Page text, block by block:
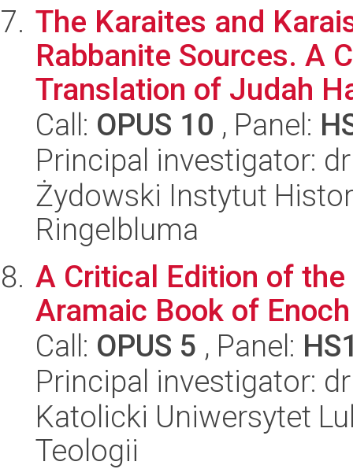
The Karaites and
Rabbanite Sources. A
Translation of Judah
Call: OPUS 10 , Panel:
Principal investigator:
Żydowski Instytut
Ringelbluma
A Critical Edition of
Aramaic Book of
Call: OPUS 5 , Panel:
Principal investigator:
Katolicki Uniwersytet
Teologii